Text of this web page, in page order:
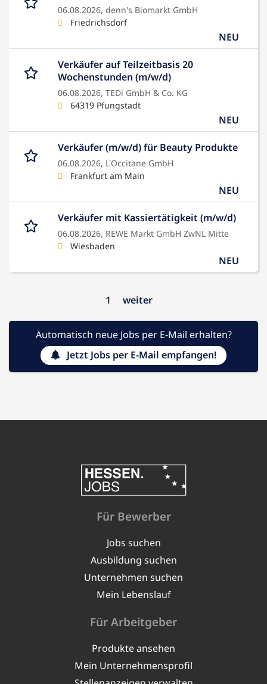
06.08.2026, denn's Biomarkt GmbH
Friedrichsdorf
NEU
Verkäufer auf Teilzeitbasis 20
Wochenstunden (m/w/d)
06.08.2026, TEDi GmbH & Co. KG
64319 Pfungstadt
NEU
Verkäufer (m/w/d) für Beauty Produkte
06.08.2026, L'Occitane GmbH
Frankfurt am Main
NEU
Verkäufer mit Kassiertätigkeit (m/w/d)
06.08.2026, REWE Markt GmbH ZwNL Mitte
Wiesbaden
NEU
1 weiter
Automatisch neue Jobs per E-Mail erhalten?
Jetzt Jobs per E-Mail empfangen!
Für Bewerber
Jobs suchen
Ausbildung suchen
Unternehmen suchen
Mein Lebenslauf
Für Arbeitgeber
Produkte ansehen
Mein Unternehmensprofil